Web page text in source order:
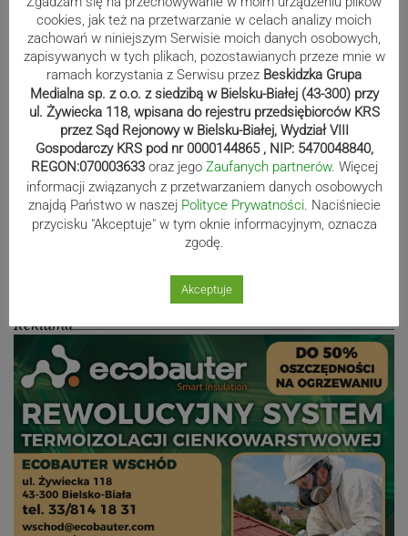
ZDJĘCIA
Bracia Szejowie ruszają po kolejne
punkty. Liderzy mistrzostw
wystartują w Rajdzie Rzeszowskim
80-lecie Soły Kobiernice. Będzie się
działo! SZCZEGÓŁOWY PROGRAM
Reklama
cookies, jak też na przetwarzanie w celach analizy moich
zachowań w niniejszym Serwisie moich danych osobowych,
zapisywanych w tych plikach, pozostawianych przeze mnie w
ramach korzystania z Serwisu przez Beskidzka Grupa
Medialna sp. z o.o. z siedzibą w Bielsku-Białej (43-300) przy
ul. Żywiecka 118, wpisana do rejestru przedsiębiorców KRS
przez Sąd Rejonowy w Bielsku-Białej, Wydział VIII
Gospodarczy KRS pod nr 0000144865 , NIP: 5470048840,
REGON:070003633 oraz jego Zaufanych partnerów. Więcej
informacji związanych z przetwarzaniem danych osobowych
znajdą Państwo w naszej Polityce Prywatności. Naciśniecie
przycisku "Akceptuje" w tym oknie informacyjnym, oznacza
zgodę.
Akceptuje